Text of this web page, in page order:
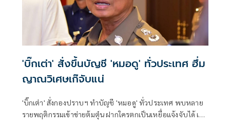
'บิ๊กเต่า' สั่งขึ้นบัญชี 'หมอดู' ทั่วประเทศ ฮึ่ม
ญาณวิเศษเก๊จับแน่
'บิ๊กเต่า' สั่งกองปราบฯ ทำบัญชี 'หมอดู' ทั่วประเทศ พบหลาย
รายพฤติกรรมเข้าข่ายต้มตุ๋น ฝากใครตกเป็นเหยื่อแจ้งจับได้ เผย